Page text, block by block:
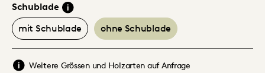
Schublade
mit Schublade
ohne Schublade
Weitere Grössen und Holzarten auf Anfrage